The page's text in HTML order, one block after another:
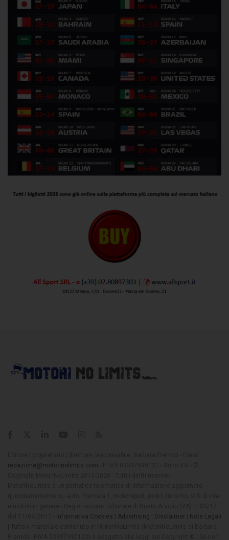
redazione@motorinolimits.com
Informativa Cookies Advertising Disclaimer
Note Legali